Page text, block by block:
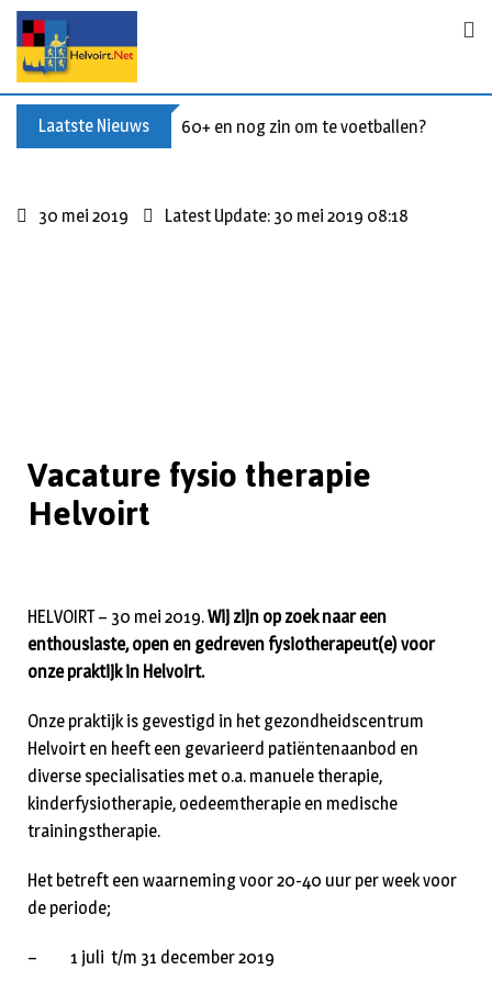
Laatste Nieuws Buxusplanten in brand in Biezenmortel,
30 mei 2019 Latest Update: 30 mei 2019 08:18
Vacature fysio therapie
Helvoirt
HELVOIRT – 30 mei 2019.Wij zijn op zoek naar een
enthousiaste, open en gedreven fysiotherapeut(e) voor
onze praktijk in Helvoirt.
Onze praktijk is gevestigd in het gezondheidscentrum
Helvoirt en heeft een gevarieerd patiëntenaanbod en
diverse specialisaties met o.a. manuele therapie,
kinderfysiotherapie, oedeemtherapie en medische
trainingstherapie.
Het betreft een waarneming voor 20-40 uur per week voor
de periode;
– 1 juli t/m 31 december 2019